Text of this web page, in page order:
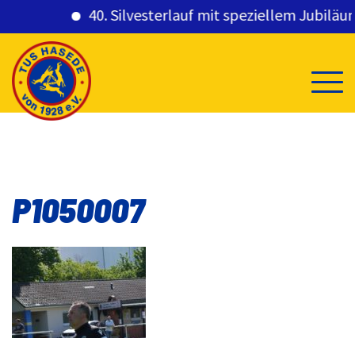
40. Silvesterlauf mit speziellem
content
P1050007